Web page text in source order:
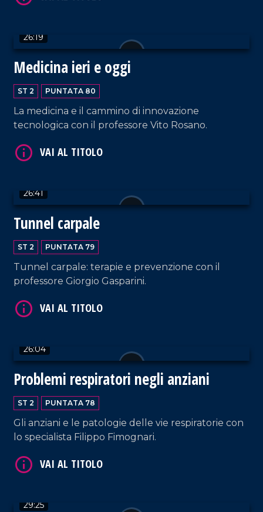
26:19
Medicina ieri e oggi
ST 2 PUNTATA 80
La medicina e il cammino di innovazione
tecnologica con il professore Vito Rosano.
26:41
Tunnel carpale
ST 2 PUNTATA 79
Tunnel carpale: terapie e prevenzione con il
professore Giorgio Gasparini.
26:04
Problemi respiratori negli anziani
ST 2 PUNTATA 78
Gli anziani e le patologie delle vie respiratorie con
lo specialista Filippo Fimognari.
29:25
VAI AL TITOLO
VAI AL TITOLO